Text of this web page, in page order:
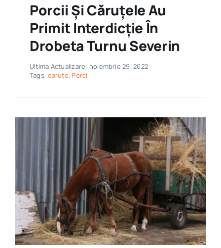
Porcii Și Căruțele Au
Primit Interdicție În
Drobeta Turnu Severin
Ultima Actualizare: noiembrie 29, 2022
Tags:caruțe, Porci